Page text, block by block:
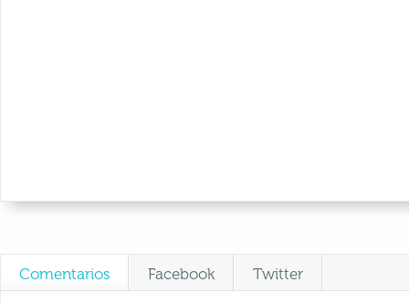
Comentarios Facebook Twitter